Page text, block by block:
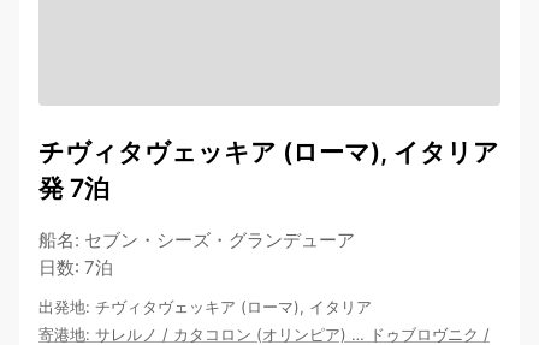
チヴィタヴェッキア (ローマ), イタリア
発 7泊
船名: セブン・シーズ・グランデューア
日数: 7泊
出発地: チヴィタヴェッキア (ローマ), イタリア
寄港地: サレルノ / カタコロン (オリンピア) … ドゥブロヴニク /